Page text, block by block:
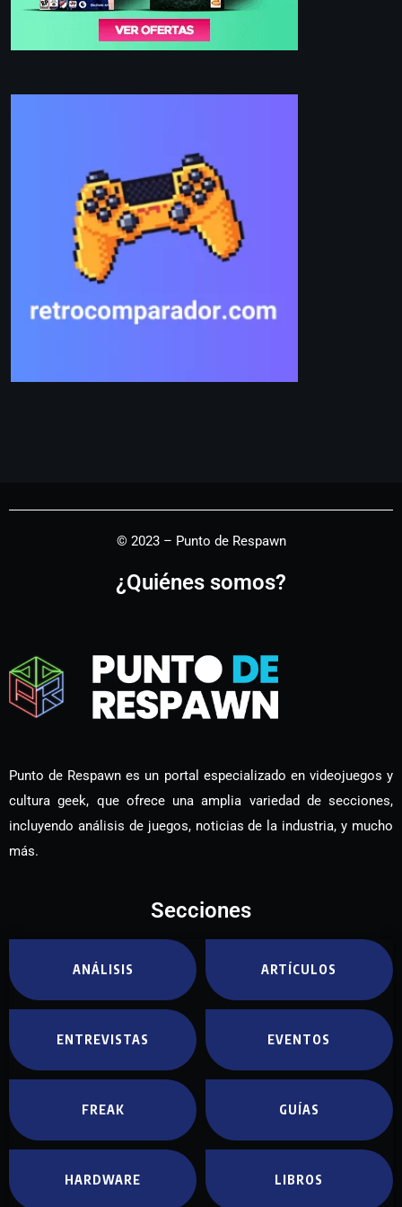
© 2023 – Punto de Respawn
¿Quiénes somos?
Punto de Respawn es un portal especializado en videojuegos y
cultura geek, que ofrece una amplia variedad de secciones,
incluyendo análisis de juegos, noticias de la industria, y mucho
más.
Secciones
ANÁLISIS ARTÍCULOS
ENTREVISTAS EVENTOS
FREAK GUÍAS
HARDWARE LIBROS